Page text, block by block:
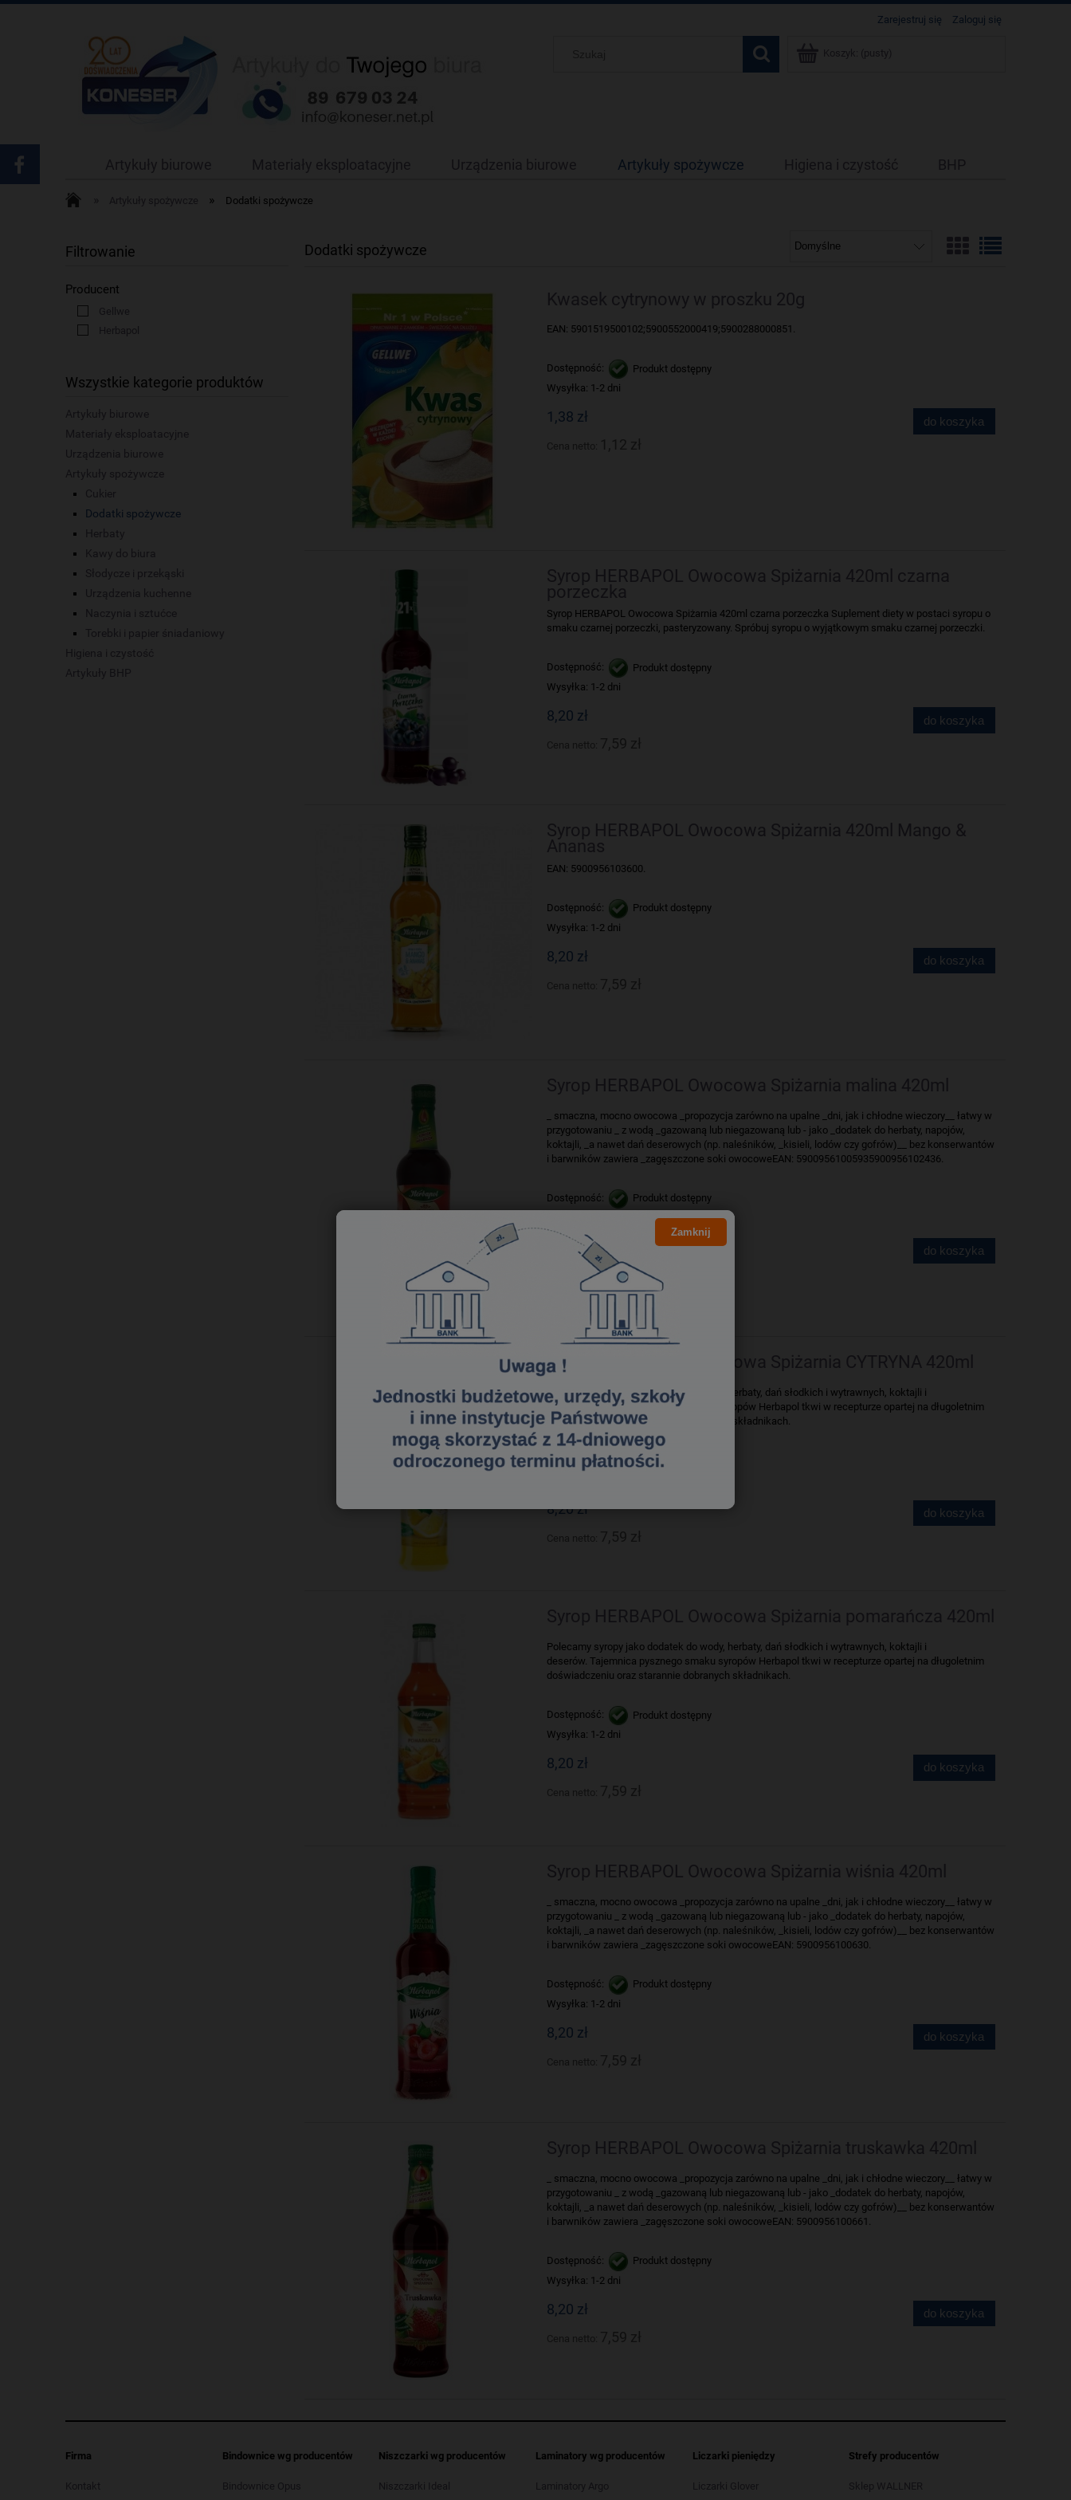
Zarejestruj się Zaloguj się
Koszyk: (pusty)
Artykuły biurowe Materiały eksploatacyjne Urządzenia biurowe Artykuły spożywcze Higiena i czystość BHP
Artykuły spożywcze » Dodatki spożywcze
Filtrowanie
Producent
Gellwe
Herbapol
Wszystkie kategorie produktów
Artykuły biurowe
Materiały eksploatacyjne
Urządzenia biurowe
Artykuły spożywcze
Cukier
Dodatki spożywcze
Herbaty
Kawy do biura
Słodycze i przekąski
Urządzenia kuchenne
Naczynia i sztućce
Torebki i papier śniadaniowy
Higiena i czystość
Artykuły BHP
Dodatki spożywcze
Kwasek cytrynowy w proszku 20g
EAN: 5901519500102;5900552000419;5900288000851.
Dostępność:
Produkt dostępny
Wysyłka: 1-2 dni
1,38 zł do koszyka
Syrop HERBAPOL Owocowa Spiżarnia 420ml czarna
porzeczka
Syrop HERBAPOL Owocowa Spiżarnia 420ml czarna porzeczka Suplement diety w postaci syropu o
smaku czarnej porzeczki, pasteryzowany. Spróbuj syropu o wyjątkowym smaku czarnej porzeczki.
Dostępność:
Produkt dostępny
Wysyłka: 1-2 dni
8,20 zł do koszyka
Syrop HERBAPOL Owocowa Spiżarnia 420ml Mango &
Ananas
EAN: 5900956103600.
Dostępność:
Produkt dostępny
Wysyłka: 1-2 dni
8,20 zł do koszyka
Syrop HERBAPOL Owocowa Spiżarnia malina 420ml
_ smaczna, mocno owocowa _propozycja zarówno na upalne _dni, jak i chłodne wieczory__ łatwy w
przygotowaniu _ z wodą _gazowaną lub niegazowaną lub - jako _dodatek do herbaty, napojów,
koktajli, _a nawet dań deserowych (np. naleśników, _kisieli, lodów czy gofrów)__ bez konserwantów
i barwników zawiera _zagęszczone soki owocoweEAN: 59009561005935900956102436.
Dostępność:
Produkt dostępny
8,20 zł
Cena netto:7,59 zł
do koszyka
Syrop HERBAPOL Owocowa Spiżarnia CYTRYNA 420ml
Polecamy syropy jako dodatek do wody, herbaty, dań słodkich i wytrawnych, koktajli i
deserów. Tajemnica pysznego smaku syropów Herbapol tkwi w recepturze opartej na długoletnim
doświadczeniu oraz starannie dobranych składnikach.
Dostępność:
Produkt dostępny
8,20 zł do koszyka
Syrop HERBAPOL Owocowa Spiżarnia pomarańcza 420ml
Polecamy syropy jako dodatek do wody, herbaty, dań słodkich i wytrawnych, koktajli i
deserów. Tajemnica pysznego smaku syropów Herbapol tkwi w recepturze opartej na długoletnim
doświadczeniu oraz starannie dobranych składnikach.
Dostępność:
Produkt dostępny
Wysyłka: 1-2 dni
8,20 zł do koszyka
Syrop HERBAPOL Owocowa Spiżarnia wiśnia 420ml
_ smaczna, mocno owocowa _propozycja zarówno na upalne _dni, jak i chłodne wieczory__ łatwy w
przygotowaniu _ z wodą _gazowaną lub niegazowaną lub - jako _dodatek do herbaty, napojów,
koktajli, _a nawet dań deserowych (np. naleśników, _kisieli, lodów czy gofrów)__ bez konserwantów
i barwników zawiera _zagęszczone soki owocoweEAN: 5900956100630.
Dostępność:
Produkt dostępny
Wysyłka: 1-2 dni
8,20 zł do koszyka
Syrop HERBAPOL Owocowa Spiżarnia truskawka 420ml
_ smaczna, mocno owocowa _propozycja zarówno na upalne _dni, jak i chłodne wieczory__ łatwy w
przygotowaniu _ z wodą _gazowaną lub niegazowaną lub - jako _dodatek do herbaty, napojów,
koktajli, _a nawet dań deserowych (np. naleśników, _kisieli, lodów czy gofrów)__ bez konserwantów
i barwników zawiera _zagęszczone soki owocoweEAN: 5900956100661.
Dostępność:
Produkt dostępny
Wysyłka: 1-2 dni
8,20 zł do koszyka
Firma
Kontakt
Bindownice wg producentów
Bindownice Opus
Niszczarki wg producentów
Niszczarki Ideal
Laminatory wg producentów
Laminatory Argo
Liczarki pieniędzy
Liczarki Glover
Strefy producentów
Sklep WALLNER
Zamknij